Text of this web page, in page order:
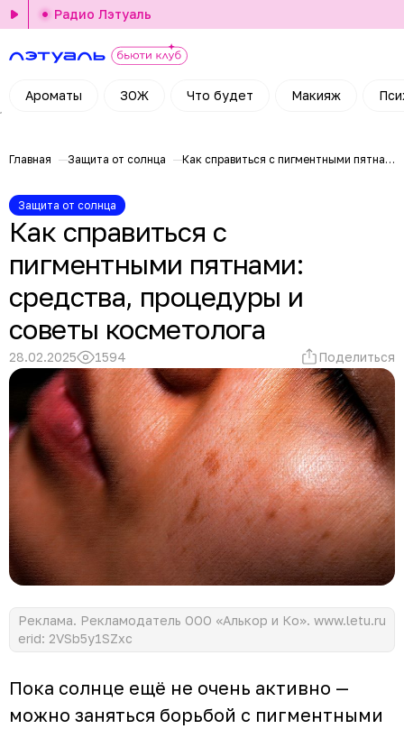
Ароматы ЗОЖ Что будет Макияж
Радио Лэтуаль
Главная Защита от солнца Как справиться с пигментными пятнами: средства, процедуры и советы косметолога
Защита от солнца
Как справиться с
пигментными пятнами:
средства, процедуры и
советы косметолога
28.02.2025 1594 Поделиться
Реклама. Рекламодатель ООО «Алькор и Ко». www.letu.ru
erid: 2VSb5y1SZxc
Пока солнце ещё не очень активно —
можно заняться борьбой с пигментными